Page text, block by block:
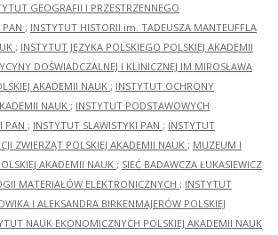
GEOGRAFII I PRZESTRZENNEGO
; INSTYTUT HISTORII im. TADEUSZA MANTEUFFLA
; INSTYTUT JĘZYKA POLSKIEGO POLSKIEJ AKADEMII
DOŚWIADCZALNEJ I KLINICZNEJ IM.MIROSŁAWA
AKADEMII NAUK ; INSTYTUT OCHRONY
NAUK ; INSTYTUT PODSTAWOWYCH
PAN ; INSTYTUT SLAWISTYKI PAN ; INSTYTUT
ZWIERZĄT POLSKIEJ AKADEMII NAUK ; MUZEUM I
AKADEMII NAUK ; SIEĆ BADAWCZA ŁUKASIEWICZ
MATERIAŁÓW ELEKTRONICZNYCH ; INSTYTUT
I ALEKSANDRA BIRKENMAJERÓW POLSKIEJ
NAUK EKONOMICZNYCH POLSKIEJ AKADEMII NAUK